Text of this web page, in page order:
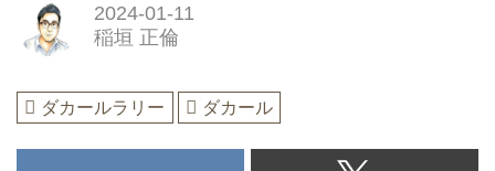
2024-01-11
稲垣 正倫
ダカールラリー ダカール